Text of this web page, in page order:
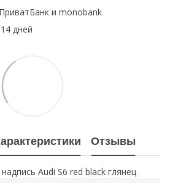
и monobank
дней
Отзывы
Audi S6 red black глянец